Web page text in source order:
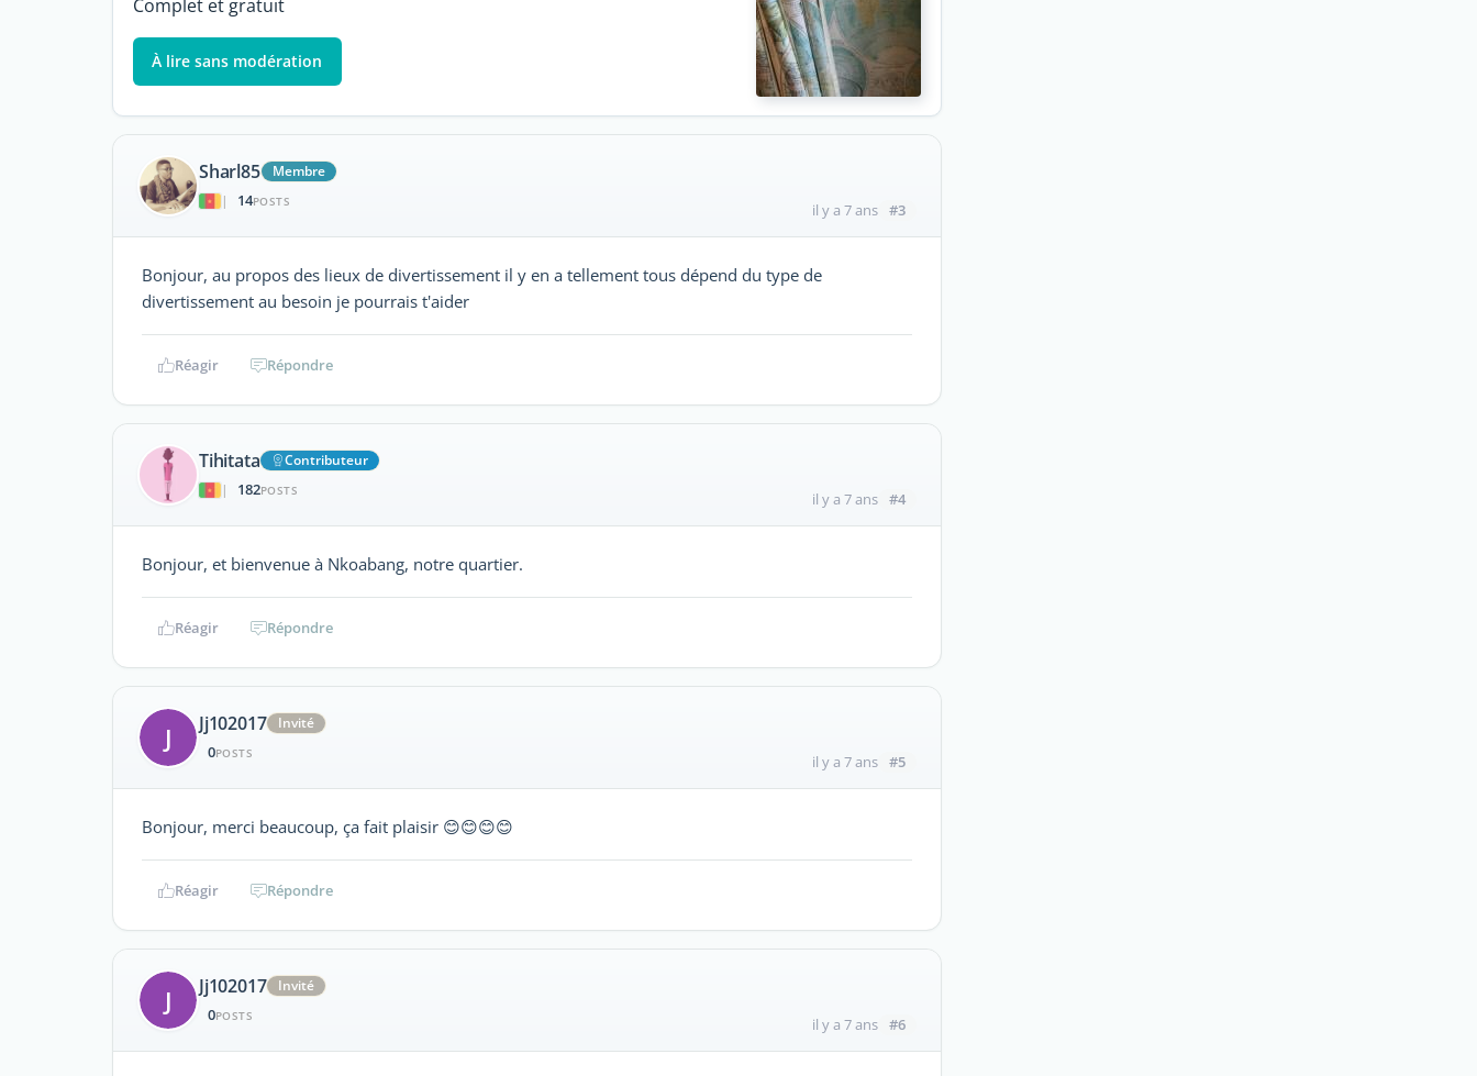
Complet et gratuit
À lire sans modération
Sharl85
Membre
|
14POSTS il y a 7 ans #3
Bonjour, au propos des lieux de divertissement il y en a tellement tous dépend du type de
divertissement au besoin je pourrais t'aider
Réagir Répondre
Tihitata
Contributeur
|
182POSTS il y a 7 ans #4
Bonjour, et bienvenue à Nkoabang, notre quartier.
Réagir Répondre
J Jj102017 Invité
0POSTS il y a 7 ans #5
Bonjour, merci beaucoup, ça fait plaisir 😊😊😊😊
Réagir Répondre
J Jj102017 Invité
0POSTS il y a 7 ans #6